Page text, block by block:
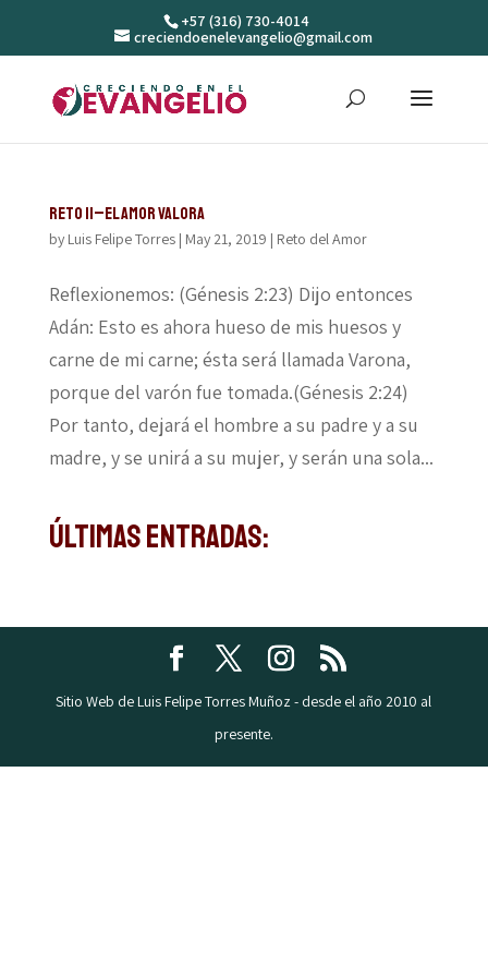
+57 (316) 730-4014
creciendoenelevangelio@gmail.com
Reto 11–El amor valora
by Luis Felipe Torres| May 21, 2019 | Reto del Amor
Reflexionemos: (Génesis 2:23) Dijo entonces
Adán: Esto es ahora hueso de mis huesos y
carne de mi carne; ésta será llamada Varona,
porque del varón fue tomada.(Génesis 2:24)
Por tanto, dejará el hombre a su padre y a su
madre, y se unirá a su mujer, y serán una sola...
Últimas Entradas:
Sitio Web de Luis Felipe Torres Muñoz - desde el año 2010 al
presente.